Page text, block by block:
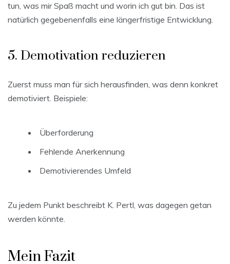
tun, was mir Spaß macht und worin ich gut bin. Das ist
natürlich gegebenenfalls eine längerfristige Entwicklung.
5. Demotivation reduzieren
Zuerst muss man für sich herausfinden, was denn konkret
demotiviert. Beispiele:
Überforderung
Fehlende Anerkennung
Demotivierendes Umfeld
Zu jedem Punkt beschreibt K. Pertl, was dagegen getan
werden könnte.
Mein Fazit